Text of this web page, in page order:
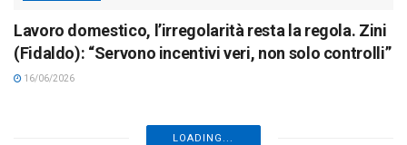
Lavoro domestico, l’irregolarità resta la regola. Zini
(Fidaldo): “Servono incentivi veri, non solo controlli”
16/06/2026
LOADING...